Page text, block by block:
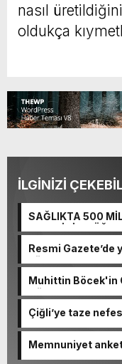
nasıl
oldukça
İLGİNİZİ
SAĞLIKTA 500
KAÇIŞ İÇİN
Resmi Gazete’de
görevden alındı!
Muhittin Böcek'in
Gözaltı Kararı!
Çiğli’ye taze
Memnuniyet
başkanlardan